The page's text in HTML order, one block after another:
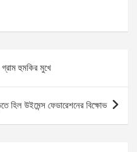
গ্রাম হুমকির মুখে
হিল উইমেন্স ফেডারেশনের বিক্ষোভ